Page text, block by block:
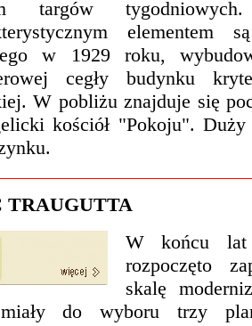
targów
elementem
w 1929 roku,
cegły budynku
W pobliżu znajduje się
kościół "Pokoju".
TRAUGUTTA
W końcu lat
rozpoczęto
skalę
do wyboru trzy